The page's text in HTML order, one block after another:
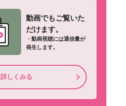
動画でもご覧いた
だけます。
・動画視聴には通信量が
発生します。
詳しくみる